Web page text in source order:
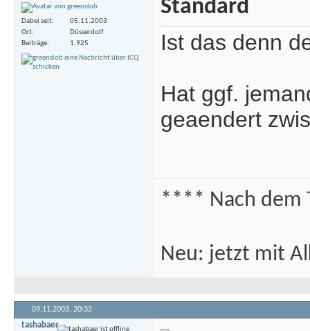
Dabei seit
05.11.2003
Ort
Düsserdolf
Beiträge
1.925 Ist das denn
Hat ggf.
geaendert
**** Nach dem
Neu: jetzt mit
09.11.2003, 20:32
tashabaer